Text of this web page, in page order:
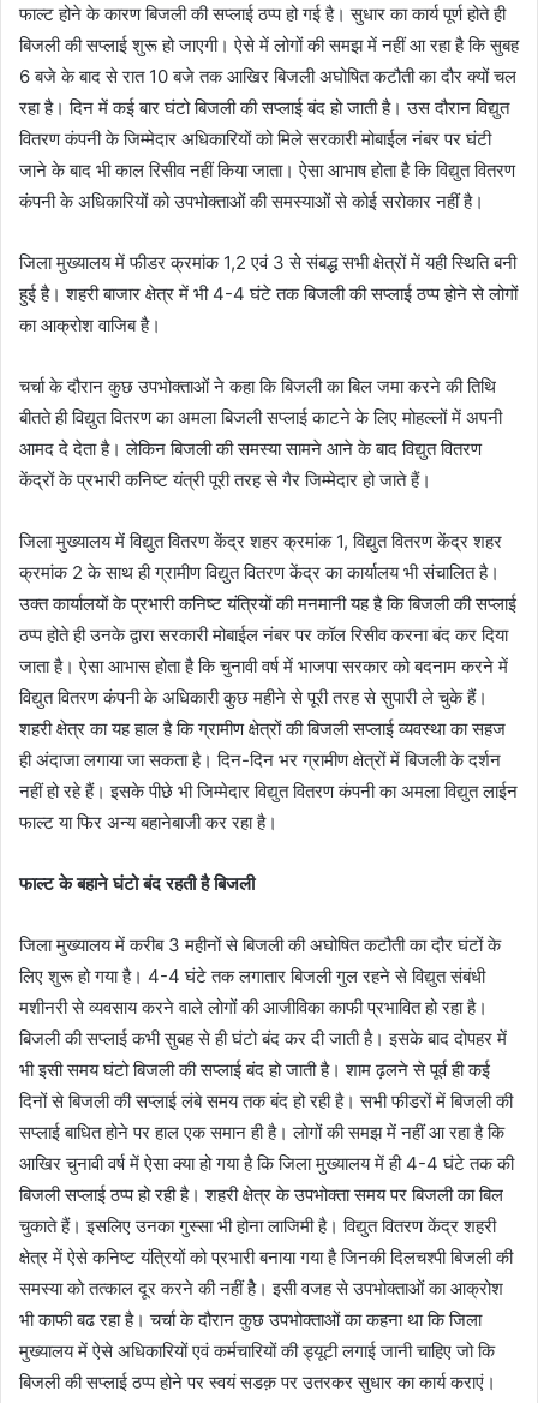
फाल्ट होने के कारण बिजली की सप्लाई ठप्प हो गई है। सुधार का कार्य पूर्ण होते ही
बिजली की सप्लाई शुरू हो जाएगी। ऐसे में लोगों की समझ में नहीं आ रहा है कि सुबह
6 बजे के बाद से रात 10 बजे तक आखिर बिजली अघोषित कटौती का दौर क्यों चल
रहा है। दिन में कई बार घंटो बिजली की सप्लाई बंद हो जाती है। उस दौरान विद्युत
वितरण कंपनी के जिम्मेदार अधिकारियों को मिले सरकारी मोबाईल नंबर पर घंटी
जाने के बाद भी काल रिसीव नहीं किया जाता। ऐसा आभाष होता है कि विद्युत वितरण
कंपनी के अधिकारियों को उपभोक्ताओं की समस्याओं से कोई सरोकार नहीं है।
जिला मुख्यालय में फीडर क्रमांक 1,2 एवं 3 से संबद्ध सभी क्षेत्रों में यही स्थिति बनी
हुई है। शहरी बाजार क्षेत्र में भी 4-4 घंटे तक बिजली की सप्लाई ठप्प होने से लोगों
का आक्रोश वाजिब है।
चर्चा के दौरान कुछ उपभोक्ताओं ने कहा कि बिजली का बिल जमा करने की तिथि
बीतते ही विद्युत वितरण का अमला बिजली सप्लाई काटने के लिए मोहल्लों में अपनी
आमद दे देता है। लेकिन बिजली की समस्या सामने आने के बाद विद्युत वितरण
केंद्रों के प्रभारी कनिष्ट यंत्री पूरी तरह से गैर जिम्मेदार हो जाते हैं।
जिला मुख्यालय में विद्युत वितरण केंद्र शहर क्रमांक 1, विद्युत वितरण केंद्र शहर
क्रमांक 2 के साथ ही ग्रामीण विद्युत वितरण केंद्र का कार्यालय भी संचालित है।
उक्त कार्यालयों के प्रभारी कनिष्ट यंत्रियों की मनमानी यह है कि बिजली की सप्लाई
ठप्प होते ही उनके द्वारा सरकारी मोबाईल नंबर पर कॉल रिसीव करना बंद कर दिया
जाता है। ऐसा आभास होता है कि चुनावी वर्ष में भाजपा सरकार को बदनाम करने में
विद्युत वितरण कंपनी के अधिकारी कुछ महीने से पूरी तरह से सुपारी ले चुके हैं।
शहरी क्षेत्र का यह हाल है कि ग्रामीण क्षेत्रों की बिजली सप्लाई व्यवस्था का सहज
ही अंदाजा लगाया जा सकता है। दिन-दिन भर ग्रामीण क्षेत्रों में बिजली के दर्शन
नहीं हो रहे हैं। इसके पीछे भी जिम्मेदार विद्युत वितरण कंपनी का अमला विद्युत लाईन
फाल्ट या फिर अन्य बहानेबाजी कर रहा है।
फाल्ट के बहाने घंटो बंद रहती है बिजली
जिला मुख्यालय में करीब 3 महीनों से बिजली की अघोषित कटौती का दौर घंटों के
लिए शुरू हो गया है। 4-4 घंटे तक लगातार बिजली गुल रहने से विद्युत संबंधी
मशीनरी से व्यवसाय करने वाले लोगों की आजीविका काफी प्रभावित हो रहा है।
बिजली की सप्लाई कभी सुबह से ही घंटो बंद कर दी जाती है। इसके बाद दोपहर में
भी इसी समय घंटो बिजली की सप्लाई बंद हो जाती है। शाम ढ़लने से पूर्व ही कई
दिनों से बिजली की सप्लाई लंबे समय तक बंद हो रही है। सभी फीडरों में बिजली की
सप्लाई बाधित होने पर हाल एक समान ही है। लोगों की समझ में नहीं आ रहा है कि
आखिर चुनावी वर्ष में ऐसा क्या हो गया है कि जिला मुख्यालय में ही 4-4 घंटे तक की
बिजली सप्लाई ठप्प हो रही है। शहरी क्षेत्र के उपभोक्ता समय पर बिजली का बिल
चुकाते हैं। इसलिए उनका गुस्सा भी होना लाजिमी है। विद्युत वितरण केंद्र शहरी
क्षेत्र में ऐसे कनिष्ट यंत्रियों को प्रभारी बनाया गया है जिनकी दिलचश्पी बिजली की
समस्या को तत्काल दूर करने की नहीं हैे। इसी वजह से उपभोक्ताओं का आक्रोश
भी काफी बढ रहा है। चर्चा के दौरान कुछ उपभोक्ताओं का कहना था कि जिला
मुख्यालय में ऐसे अधिकारियों एवं कर्मचारियों की ड्यूटी लगाई जानी चाहिए जो कि
बिजली की सप्लाई ठप्प होने पर स्वयं सडक़ पर उतरकर सुधार का कार्य कराएं।